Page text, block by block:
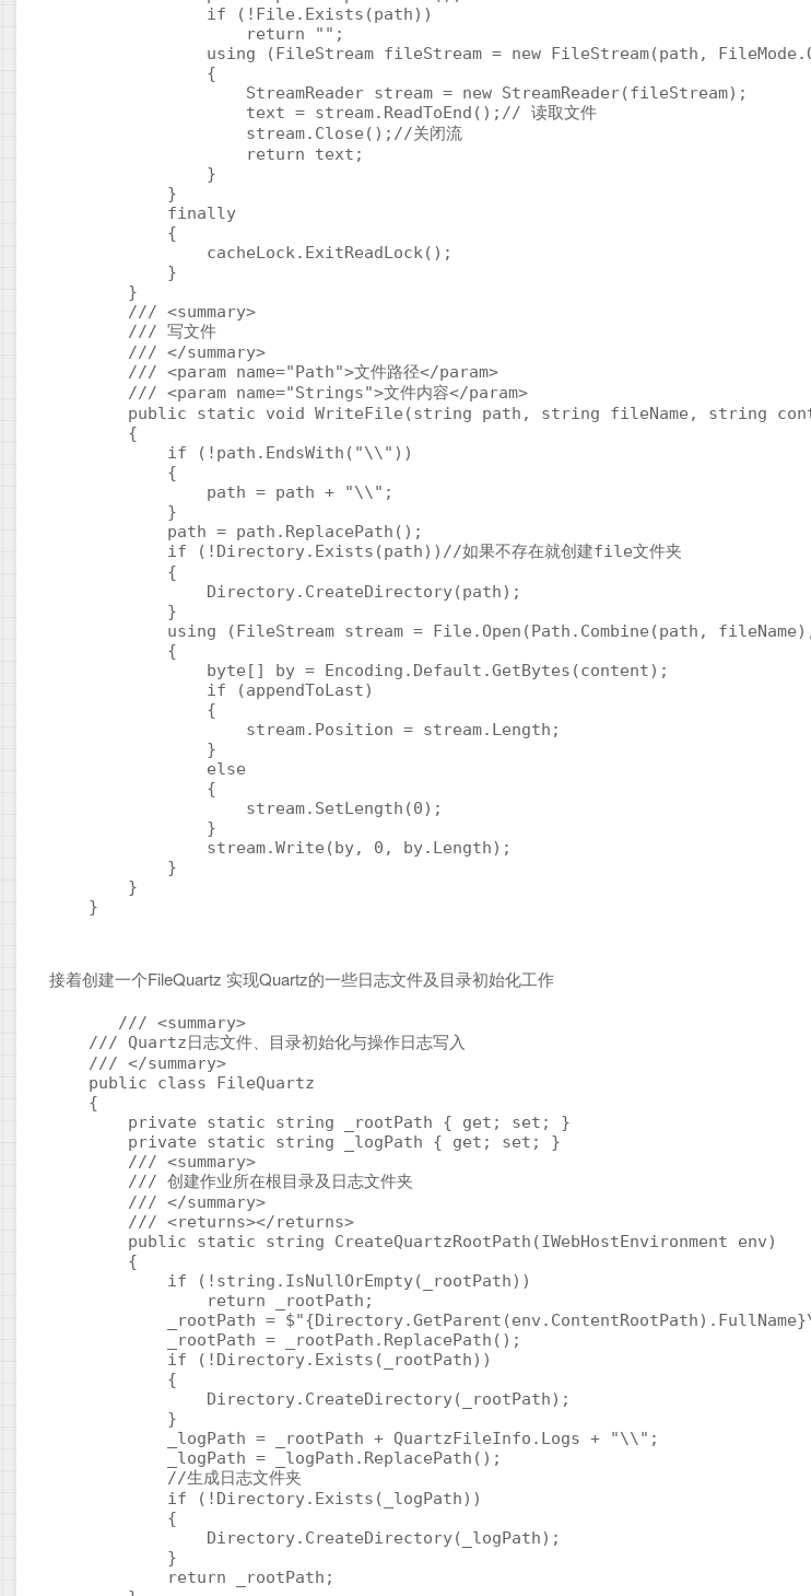
if (!File.Exists(path))
return "";
using (FileStream fileStream = new FileStream(path,
{
StreamReader stream = new StreamReader(fileStream);
text = stream.ReadToEnd();// 读取文件
stream.Close();//关闭流
return text;
}
}
finally
{
cacheLock.ExitReadLock();
}
}
/// <summary>
/// 写文件
/// </summary>
/// <param name="Path">文件路径</param>
/// <param name="Strings">文件内容</param>
public static void WriteFile(string path, string fileName, string
{
if (!path.EndsWith("\\"))
{
path = path + "\\";
}
path = path.ReplacePath();
if (!Directory.Exists(path))//如果不存在就创建file文件夹
{
Directory.CreateDirectory(path);
}
using (FileStream stream = File.Open(Path.Combine(path, fileName),
{
byte[] by = Encoding.Default.GetBytes(content);
if (appendToLast)
{
stream.Position = stream.Length;
}
else
{
stream.SetLength(0);
}
stream.Write(by, 0, by.Length);
}
}
}
接着创建一个FileQuartz 实现Quartz的一些日志文件及目录初始化工作
/// <summary>
/// Quartz日志文件、目录初始化与操作日志写入
/// </summary>
public class FileQuartz
{
private static string _rootPath { get; set; }
private static string _logPath { get; set; }
/// <summary>
/// 创建作业所在根目录及日志文件夹
/// </summary>
/// <returns></returns>
public static string CreateQuartzRootPath(IWebHostEnvironment env)
{
if (!string.IsNullOrEmpty(_rootPath))
return _rootPath;
_rootPath =
_rootPath = _rootPath.ReplacePath();
if (!Directory.Exists(_rootPath))
{
Directory.CreateDirectory(_rootPath);
}
_logPath = _rootPath + QuartzFileInfo.Logs + "\\";
_logPath = _logPath.ReplacePath();
//生成日志文件夹
if (!Directory.Exists(_logPath))
{
Directory.CreateDirectory(_logPath);
}
return _rootPath;